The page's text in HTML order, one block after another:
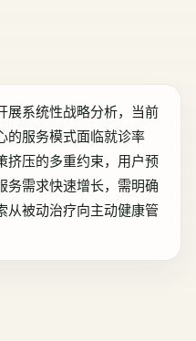
展系统性战略分析，当前
的服务模式面临就诊率
挤压的多重约束，用户预
务需求快速增长，需明确
从被动治疗向主动健康管